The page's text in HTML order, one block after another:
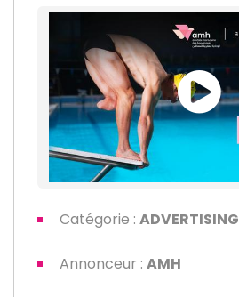
Catégorie : ADVERTISING
Annonceur : AMH